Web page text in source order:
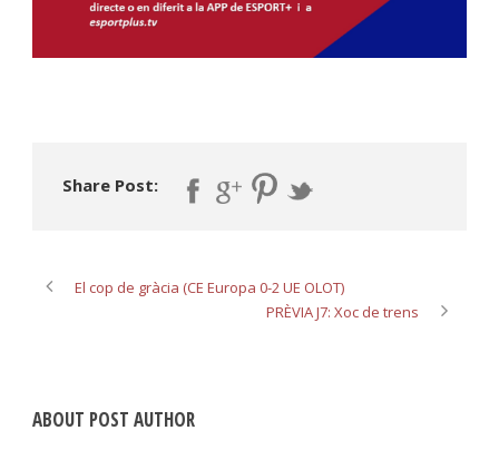
Share Post:
El cop de gràcia (CE Europa 0-2 UE OLOT)
PRÈVIA J7: Xoc de trens
ABOUT POST AUTHOR